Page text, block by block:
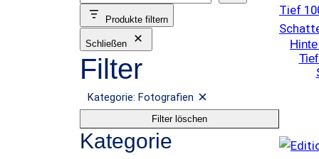
u
c
h
e
n
Produkte filtern
Schließen
Filter
Kategorie: Fotografien F
i
l
Filter löschen
Kategorie